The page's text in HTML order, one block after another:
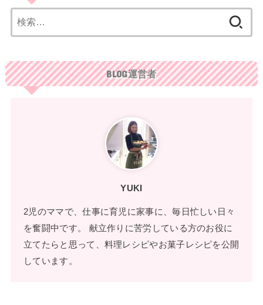
索:
BLOG運営者
YUKI
2児のママで、仕事に育児に家事に、毎日忙しい日々
を奮闘中です。 献立作りに苦労している方のお役に
立てたらと思って、料理レシピやお菓子レシピを公開
しています。